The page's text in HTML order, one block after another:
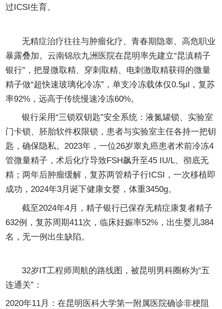
过ICSI生育。
无精症治疗往往与肿瘤化疗、青春期隐睾、高危职业
暴露叠加。云南锦欣九洲医院在昆明率先建立“昆滇精子
银行”，把显微取精、穿刺取精、电刺激取精获得的微量
精子做“超快速玻璃化冷冻”，单支冷冻载体仅0.5μl，复苏
率92%，远高于传统慢速冷冻60%。
银行采用“三锁双钥匙”安全系统：液氮罐锁、实验室
门卡锁、胚胎软件权限锁，患者与实验室主任各持一把钥
匙，确保隐私。2023年，一位26岁睾丸癌患者术前冷冻4
管微量精子，术后化疗导致FSH飙升至45 IU/L、彻底无
精；两年后肿瘤缓解，复苏两管精子行ICSI，一次移植即
成功，2024年3月诞下健康女婴，体重3450g。
截至2024年4月，精子银行已保存无精症康复者精子
632例，复苏周期411次，临床妊娠率52%，出生婴儿384
名，无一例出生缺陷。
32岁IT工程师周航的路线图，被昆明男科圈称为“五
连通关”：
2020年11月：在昆明医科大学第一附属医院确诊非梗阻